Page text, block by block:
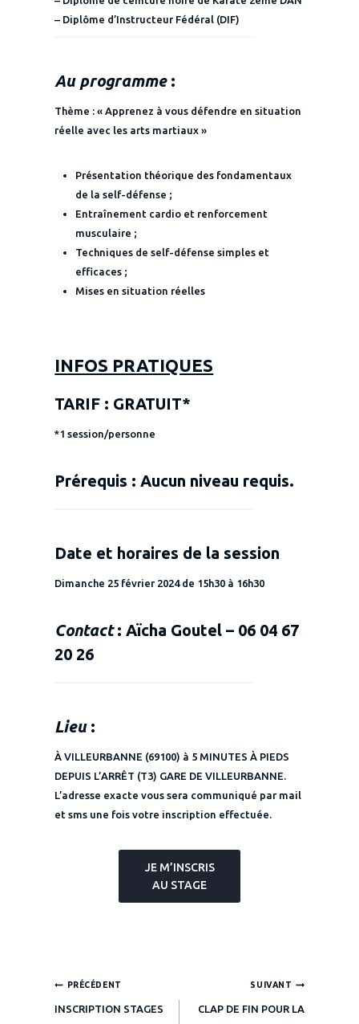
– Diplôme d’Instructeur Fédéral (DIF)
Au programme:
Thème : « Apprenez à vous défendre en situation
réelle avec les arts martiaux »
Présentation théorique des fondamentaux
de la self-défense ;
Entraînement cardio et renforcement
musculaire ;
Techniques de self-défense simples et
efficaces ;
Mises en situation réelles
INFOS PRATIQUES
TARIF : GRATUIT*
*1 session/personne
Prérequis : Aucun niveau requis.
Date et horaires de la session
Dimanche 25 février 2024 de 15h30 à 16h30
Contact: Aïcha Goutel – 06 04 67
20 26
Lieu:
À VILLEURBANNE (69100) à 5 MINUTES À PIEDS
DEPUIS L’ARRÊT (T3) GARE DE VILLEURBANNE.
L’adresse exacte vous sera communiqué par mail
et sms une fois votre inscription effectuée.
JE M’INSCRIS
AU STAGE
Navigation
PRÉCÉDENT
INSCRIPTION STAGES
SUIVANT
CLAP DE FIN POUR LA